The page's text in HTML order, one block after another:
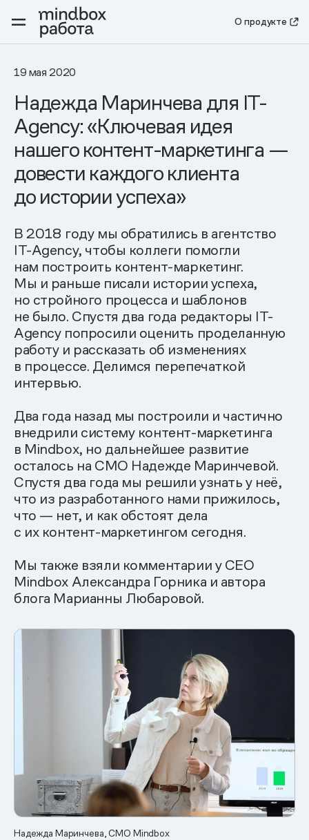
О продукте
19 мая 2020
Надежда Маринчева для IT-
Agency: «Ключевая идея
нашего контент-маркетинга —
довести каждого клиента
до истории успеха»
В 2018 году мы обратились в агентство
IT-Agency, чтобы коллеги помогли
нам построить контент-маркетинг.
Мы и раньше писали истории успеха,
но стройного процесса и шаблонов
не было. Спустя два года редакторы IT-
Agency попросили оценить проделанную
работу и рассказать об изменениях
в процессе. Делимся перепечаткой
интервью.
Два года назад мы построили и частично
внедрили систему контент-маркетинга
в Mindbox, но дальнейшее развитие
осталось на СМО Надежде Маринчевой.
Спустя два года мы решили узнать у неё,
что из разработанного нами прижилось,
что — нет, и как обстоят дела
с их контент-маркетингом сегодня.
Мы также взяли комментарии у СЕО
Mindbox Александра Горника и автора
блога Марианны Любаровой.
Надежда Маринчева, СMO Mindbox